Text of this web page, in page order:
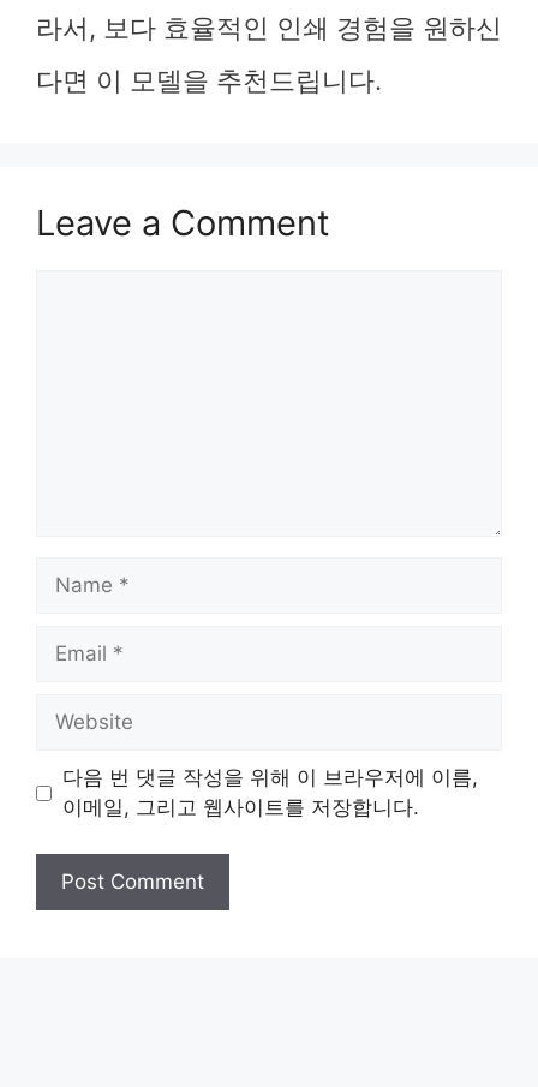
라서, 보다 효율적인 인쇄 경험을 원하신
다면 이 모델을 추천드립니다.
Leave a Comment
Name
Email
Website
다음 번 댓글 작성을 위해 이 브라우저에 이름,
이메일, 그리고 웹사이트를 저장합니다.